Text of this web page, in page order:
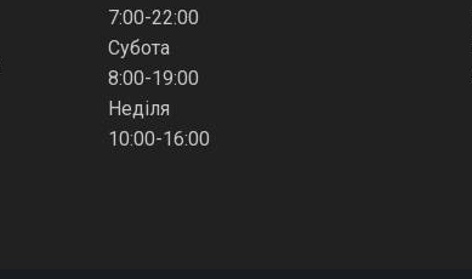
7:00-22:00
Субота
8:00-19:00
Неділя
10:00-16:00